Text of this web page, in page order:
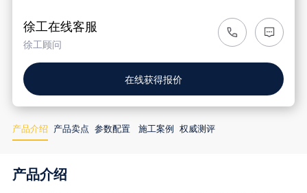
徐工在线客服
徐工顾问
在线获得报价
产品介绍 产品卖点 参数配置 施工案例 权威测评
产品介绍